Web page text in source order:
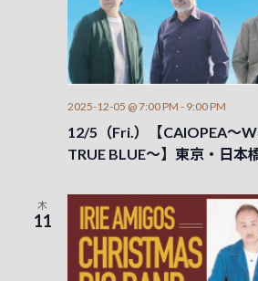
12/5（Fri.）【CAIOPEA～
TRUE BLUE～】東京・日本
2025-12-05 @ 7:00 PM - 9:00 PM
木
11